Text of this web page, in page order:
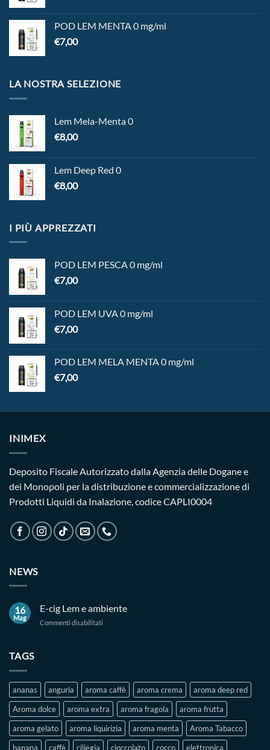
POD LEM MENTA 0 mg/ml
€7,00
LA NOSTRA SELEZIONE
Lem Mela-Menta 0
€8,00
Lem Deep Red 0
€8,00
I PIÙ APPREZZATI
POD LEM PESCA 0 mg/ml
€7,00
POD LEM UVA 0 mg/ml
€7,00
POD LEM MELA MENTA 0 mg/ml
€7,00
INIMEX
Deposito Fiscale Autorizzato dalla Agenzia delle Dogane e
dei Monopoli per la distribuzione e commercializzazione di
Prodotti Liquidi da Inalazione, codice CAPLI0004
NEWS
16
Mag
E-cig Lem e ambiente
Commenti disabilitati
TAGS
ananas anguria aroma caffè aroma crema
aroma deep red
Aroma dolce
aroma extra aroma fragola
aroma frutta
aroma gelato
aroma liquirizia aroma menta
Aroma Tabacco
banana
caffè ciliegia cioccolato cocco elettronica